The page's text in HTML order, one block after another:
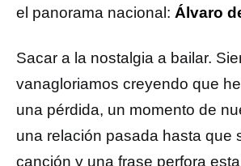
el panorama nacional: Álvaro
Sacar a la nostalgia a bailar.
vanagloriamos creyendo que
una pérdida, un momento de
una relación pasada hasta que
canción y una frase perfora